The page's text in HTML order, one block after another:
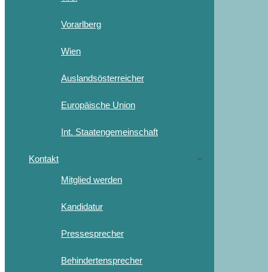
Vorarlberg
Wien
Auslandsösterreicher
Europäische Union
Int. Staatengemeinschaft
Kontakt
Mitglied werden
Kandidatur
Pressesprecher
Behindertensprecher